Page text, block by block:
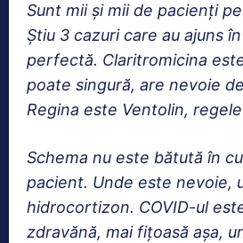
Sunt mii și mii de pacienți
Știu 3 cazuri care au ajuns
perfectă. Claritromicina
poate singură, are nevoie
Regina este Ventolin,
Schema nu este bătută în
pacient. Unde este nevoie,
hidrocortizon. COVID-ul
zdravănă, mai fițoasă așa,